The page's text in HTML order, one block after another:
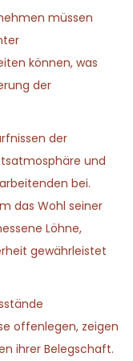
müssen
können, was
der
der
und
bei.
das Wohl seiner
Löhne,
gewährleistet
offenlegen, zeigen
ihrer Belegschaft.